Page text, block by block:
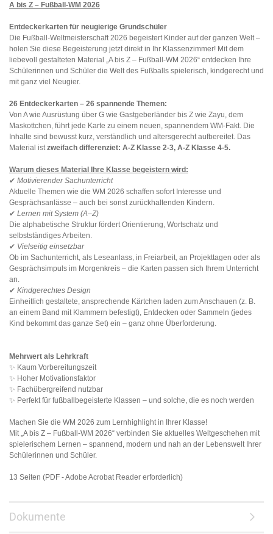
A bis Z – Fußball-WM 2026
Entdeckerkarten für neugierige Grundschüler
Die Fußball-Weltmeisterschaft 2026 begeistert Kinder auf der ganzen Welt –
holen Sie diese Begeisterung jetzt direkt in Ihr Klassenzimmer! Mit dem
liebevoll gestalteten Material „A bis Z – Fußball-WM 2026“ entdecken Ihre
Schülerinnen und Schüler die Welt des Fußballs spielerisch, kindgerecht und
mit ganz viel Neugier.
26 Entdeckerkarten – 26 spannende Themen:
Von A wie Ausrüstung über G wie Gastgeberländer bis Z wie Zayu, dem
Maskottchen, führt jede Karte zu einem neuen, spannendem WM-Fakt. Die
Inhalte sind bewusst kurz, verständlich und altersgerecht aufbereitet. Das
Material istzweifach differenziet: A-Z Klasse 2-3, A-Z Klasse 4-5.
Warum dieses Material Ihre Klasse begeistern wird:
✔ Motivierender Sachunterricht
Aktuelle Themen wie die WM 2026 schaffen sofort Interesse und
Gesprächsanlässe – auch bei sonst zurückhaltenden Kindern.
✔ Lernen mit System (A–Z)
Die alphabetische Struktur fördert Orientierung, Wortschatz und
selbstständiges Arbeiten.
✔ Vielseitig einsetzbar
Ob im Sachunterricht, als Leseanlass, in Freiarbeit, an Projekttagen oder als
Gesprächsimpuls im Morgenkreis – die Karten passen sich Ihrem Unterricht
an.
✔ Kindgerechtes Design
Einheitlich gestaltete, ansprechende Kärtchen laden zum Anschauen (z. B.
an einem Band mit Klammern befestigt), Entdecken oder Sammeln (jedes
Kind bekommt das ganze Set) ein – ganz ohne Überforderung.
Mehrwert als Lehrkraft
✨ Kaum Vorbereitungszeit
✨ Hoher Motivationsfaktor
✨ Fachübergreifend nutzbar
✨ Perfekt für fußballbegeisterte Klassen – und solche, die es noch werden
Machen Sie die WM 2026 zum Lernhighlight in Ihrer Klasse!
Mit „A bis Z – Fußball-WM 2026“ verbinden Sie aktuelles Weltgeschehen mit
spielerischem Lernen – spannend, modern und nah an der Lebenswelt Ihrer
Schülerinnen und Schüler.
13 Seiten (PDF - Adobe Acrobat Reader erforderlich)
Dokumente